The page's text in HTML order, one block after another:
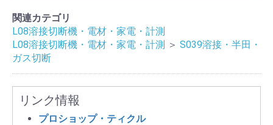
関連カテゴリ
L08溶接切断機・電材・家電・計測
L08溶接切断機・電材・家電・計測 ＞ S039溶接・半田・
ガス切断
リンク情報
プロショップ・ティクル